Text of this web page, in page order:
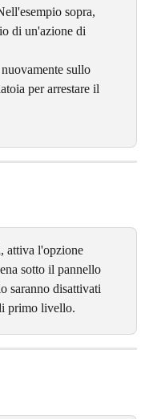
sopra,
di un'azione di
sullo
per arrestare il
attiva l'opzione
sotto il pannello
saranno disattivati
primo livello.